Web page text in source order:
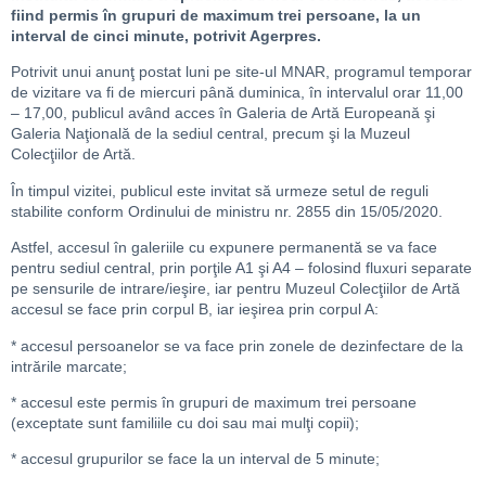
fiind permis în grupuri de maximum trei persoane, la un
interval de cinci minute, potrivit Agerpres.
Potrivit unui anunţ postat luni pe site-ul MNAR, programul temporar
de vizitare va fi de miercuri până duminica, în intervalul orar 11,00
– 17,00, publicul având acces în Galeria de Artă Europeană şi
Galeria Naţională de la sediul central, precum şi la Muzeul
Colecţiilor de Artă.
În timpul vizitei, publicul este invitat să urmeze setul de reguli
stabilite conform Ordinului de ministru nr. 2855 din 15/05/2020.
Astfel, accesul în galeriile cu expunere permanentă se va face
pentru sediul central, prin porţile A1 şi A4 – folosind fluxuri separate
pe sensurile de intrare/ieşire, iar pentru Muzeul Colecţiilor de Artă
accesul se face prin corpul B, iar ieşirea prin corpul A:
* accesul persoanelor se va face prin zonele de dezinfectare de la
intrările marcate;
* accesul este permis în grupuri de maximum trei persoane
(exceptate sunt familiile cu doi sau mai mulţi copii);
* accesul grupurilor se face la un interval de 5 minute;